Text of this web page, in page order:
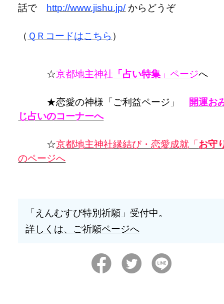
話で http://www.jishu.jp/からどうぞ
（ ＱＲコードはこちら ）
☆京都地主神社 「占い特集 」ページへ
★恋愛の神様「ご利益ページ」
開運お
じ占いのコーナーへ
☆京都地主神社縁結び・恋愛成就「お守
のページへ
「えんむすび特別祈願」受付中。
詳しくは、ご祈願ページへ